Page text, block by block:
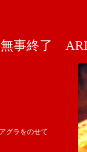
事終了
グラをのせて